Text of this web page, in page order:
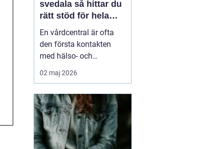
svedala så hittar du
rätt stöd för hela
familjen
En vårdcentral är ofta
den första kontakten
med hälso- och
sjukvården. För många i
Svedala handlar valet
plats där både barn,
vuxna och äldre får hjälp
under samma tak. I en
tid med högt tempo och
02 maj 2026